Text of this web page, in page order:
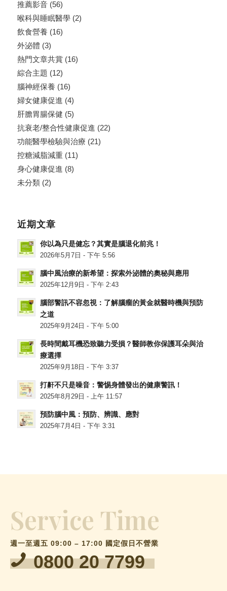
推薦影音(56)
喉科與睡眠醫學(2)
飲食營養 (16)
外泌體 (3)
熱門文章共賞 (16)
綜合主題 (12)
腦神經保養 (16)
婦女健康促進 (4)
肝膽胃腸保健 (5)
抗衰老/整合性健康促進 (22)
功能醫學檢驗與治療 (21)
控糖減脂減重(11)
身心健康促進 (8)
未分類(2)
近期文章
你以為只是健忘？其實是腦退化前兆！
2026年5月7日 - 下午 5:56
腦中風治療的新希望：探索外泌體的奧秘與應用
2025年12月9日 - 下午 2:43
腦部警訊不容忽視：了解腦瘤的黃金就醫時機與預防
之道
2025年9月24日 - 下午 5:00
長時間戴耳機恐致聽力受損？醫師教你保護耳朵與治
療選擇
2025年9月18日 - 下午 3:37
打鼾不只是噪音：警惕身體發出的健康警訊！
2025年8月29日 - 上午 11:57
預防腦中風：預防、辨識、應對
2025年7月4日 - 下午 3:31
Service Time
週一至週五 09:00 – 17:00 國定假日不營業
0800 20 7799